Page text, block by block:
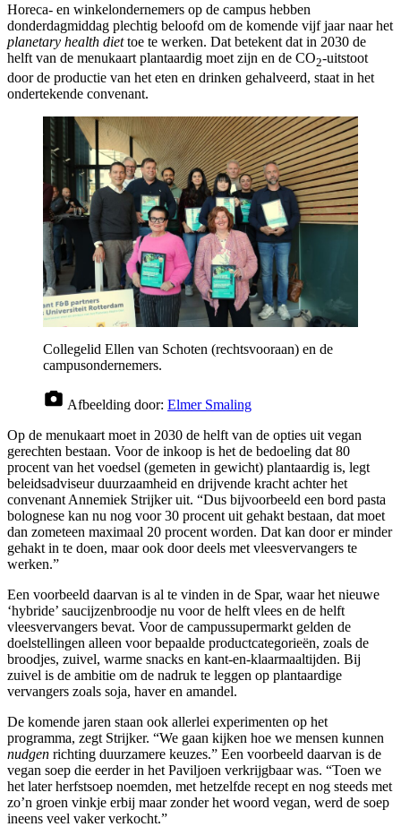
Horeca- en winkelondernemers op de campus hebben
donderdagmiddag plechtig beloofd om de komende vijf jaar naar het
planetary health diettoe te werken. Dat betekent dat in 2030 de
helft van de menukaart plantaardig moet zijn en de CO2-uitstoot
door de productie van het eten en drinken gehalveerd, staat in het
ondertekende convenant.
Collegelid Ellen van Schoten (rechtsvooraan) en de
campusondernemers.
Afbeelding door: Elmer Smaling
Op de menukaart moet in 2030 de helft van de opties uit vegan
gerechten bestaan. Voor de inkoop is het de bedoeling dat 80
procent van het voedsel (gemeten in gewicht) plantaardig is, legt
beleidsadviseur duurzaamheid en drijvende kracht achter het
convenant Annemiek Strijker uit. “Dus bijvoorbeeld een bord pasta
bolognese kan nu nog voor 30 procent uit gehakt bestaan, dat moet
dan zometeen maximaal 20 procent worden. Dat kan door er minder
gehakt in te doen, maar ook door deels met vleesvervangers te
werken.”
Een voorbeeld daarvan is al te vinden in de Spar, waar het nieuwe
‘hybride’ saucijzenbroodje nu voor de helft vlees en de helft
vleesvervangers bevat. Voor de campussupermarkt gelden de
doelstellingen alleen voor bepaalde productcategorieën, zoals de
broodjes, zuivel, warme snacks en kant-en-klaarmaaltijden. Bij
zuivel is de ambitie om de nadruk te leggen op plantaardige
vervangers zoals soja, haver en amandel.
De komende jaren staan ook allerlei experimenten op het
programma, zegt Strijker. “We gaan kijken hoe we mensen kunnen
nudgen richting duurzamere keuzes.” Een voorbeeld daarvan is de
vegan soep die eerder in het Paviljoen verkrijgbaar was. “Toen we
het later herfstsoep noemden, met hetzelfde recept en nog steeds met
zo’n groen vinkje erbij maar zonder het woord vegan, werd de soep
ineens veel vaker verkocht.”